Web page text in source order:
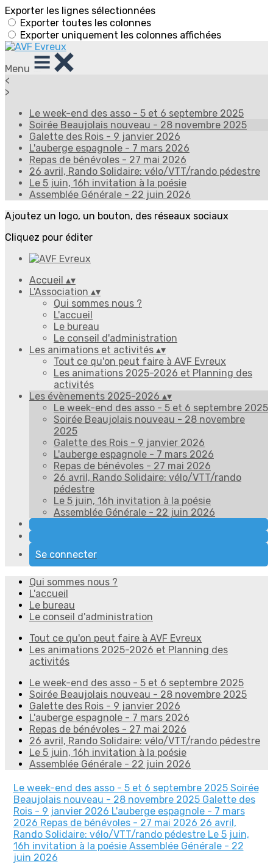
Exporter les lignes sélectionnées
Exporter toutes les colonnes
Exporter uniquement les colonnes affichées
Menu
<
>
Le week-end des asso - 5 et 6 septembre 2025
Soirée Beaujolais nouveau - 28 novembre 2025
Galette des Rois - 9 janvier 2026
L'auberge espagnole - 7 mars 2026
Repas de bénévoles - 27 mai 2026
26 avril, Rando Solidaire: vélo/VTT/rando pédestre
Le 5 juin, 16h invitation à la poésie
Assemblée Générale - 22 juin 2026
Ajoutez un logo, un bouton, des réseaux sociaux
Cliquez pour éditer
Accueil ▴▾
L'Association ▴▾
Qui sommes nous ?
L'accueil
Le bureau
Le conseil d'administration
Les animations et activités ▴▾
Tout ce qu'on peut faire à AVF Evreux
Les animations 2025-2026 et Planning des
activités
Les évènements 2025-2026 ▴▾
Le week-end des asso - 5 et 6 septembre 2025
Soirée Beaujolais nouveau - 28 novembre
2025
Galette des Rois - 9 janvier 2026
L'auberge espagnole - 7 mars 2026
Repas de bénévoles - 27 mai 2026
26 avril, Rando Solidaire: vélo/VTT/rando
pédestre
Le 5 juin, 16h invitation à la poésie
Assemblée Générale - 22 juin 2026
Se connecter
Qui sommes nous ?
L'accueil
Le bureau
Le conseil d'administration
Tout ce qu'on peut faire à AVF Evreux
Les animations 2025-2026 et Planning des
activités
Le week-end des asso - 5 et 6 septembre 2025
Soirée Beaujolais nouveau - 28 novembre 2025
Galette des Rois - 9 janvier 2026
L'auberge espagnole - 7 mars 2026
Repas de bénévoles - 27 mai 2026
26 avril, Rando Solidaire: vélo/VTT/rando pédestre
Le 5 juin, 16h invitation à la poésie
Assemblée Générale - 22 juin 2026
Le week-end des asso - 5 et 6 septembre 2025 Soirée
Beaujolais nouveau - 28 novembre 2025 Galette des
Rois - 9 janvier 2026 L'auberge espagnole - 7 mars
2026 Repas de bénévoles - 27 mai 2026 26 avril,
Rando Solidaire: vélo/VTT/rando pédestre Le 5 juin,
16h invitation à la poésie Assemblée Générale - 22
juin 2026